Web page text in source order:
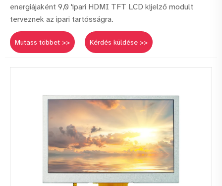
energiájaként 9,0 'ipari HDMI TFT LCD kijelző modult
terveznek az ipari tartósságra.
Mutass többet >> Kérdés küldése >>